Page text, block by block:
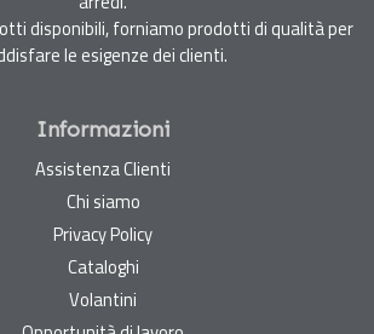
disponibili, forniamo prodotti di qualità per
le esigenze dei clienti.
Informazioni
Assistenza Clienti
Chi siamo
Privacy Policy
Cataloghi
Volantini